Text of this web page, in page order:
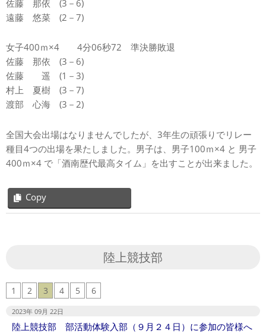
佐藤 那依 (3－6)
遠藤 悠菜 (2－7)
女子400ｍ×4 4分06秒72 準決勝敗退
佐藤 那依 (3－6)
佐藤 遥 (1－3)
村上 夏樹 (3－7)
渡部 心海 (3－2)
全国大会出場はなりませんでしたが、3年生の頑張りでリレー
種目4つの出場を果たしました。男子は、男子100ｍ×4 と 男子
400ｍ×4 で「酒南歴代最高タイム」を出すことが出来ました。
Copy
陸上競技部
1 2 3 4 5 6
2023年 09月 22日
陸上競技部 部活動体験入部（９月２４日）に参加の皆様へ